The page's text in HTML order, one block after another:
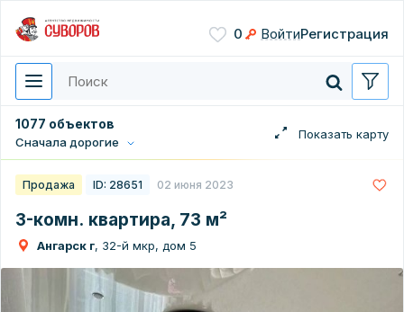
0 ВойтиРегистрация
1077 объектов
Сначала дорогие
Продажа ID: 28651 02 июня 2023
3-комн. квартира, 73 м²
Ангарск г, 32-й мкр, дом 5
Введите цифры с картинки
Нажимая кнопку, вы даете
согласие на обработку
персональных данных